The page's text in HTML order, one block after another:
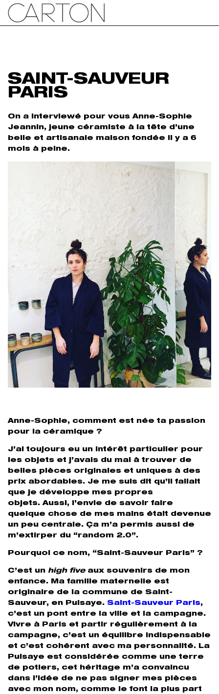
SAINT-SAUVEUR
PARIS
On a interviewé pour vous Anne-Sophie
Jeannin, jeune céramiste à la tête d’une
belle et artisanale maison fondée il y a 6
mois à peine.
Anne-Sophie, comment est née ta passion
pour la céramique ?
J’ai toujours eu un intérêt particulier pour
les objets et j’avais du mal à trouver de
belles pièces originales et uniques à des
prix abordables. Je me suis dit qu’il fallait
que je développe mes propres
objets. Aussi, l’envie de savoir faire
quelque chose de mes mains était devenue
un peu centrale. Ça m’a permis aussi de
m’extirper du “random 2.0”.
Pourquoi ce nom, “Saint-Sauveur Paris” ?
C’est un high fiveaux souvenirs de mon
enfance. Ma famille maternelle est
originaire de la commune de Saint-
Sauveur, en Puisaye. Saint-Sauveur Paris,
c’est un pont entre la ville et la campagne.
Vivre à Paris et partir régulièrement à la
campagne, c’est un équilibre indispensable
et c’est cohérent avec ma personnalité. La
Puisaye est considérée comme une terre
de potiers, cet héritage m’a convaincu
dans l’idée de ne pas signer mes pièces
avec mon nom, comme le font la plus part